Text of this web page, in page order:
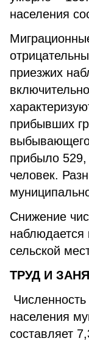
населения
приезжих
прибывших
прибыло
человек.
Снижение
наблюдается
сельской
ТРУД И
Численность
населения
составляет